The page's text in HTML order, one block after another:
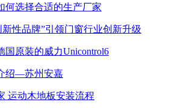
何选择合适的生产厂家
性品牌”引领门窗行业创新升级
原装的威力Unicontrol6
绍—苏州安嘉
运动木地板安装流程